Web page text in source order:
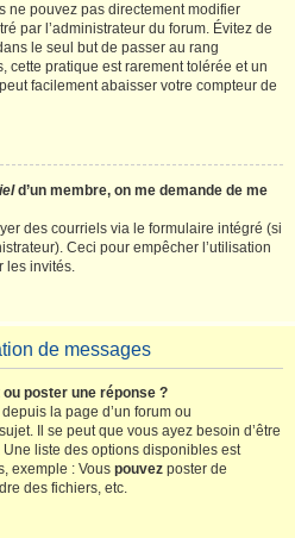
ne pouvez pas directement modifier
par l’administrateur du forum. Évitez de
le seul but de passer au rang
cette pratique est rarement tolérée et un
facilement abaisser votre compteur de
d’un membre, on me demande de me
des courriels via le formulaire intégré (si
Ceci pour empêcher l’utilisation
les invités.
de messages
poster une réponse ?
la page d’un forum ou
Il se peut que vous ayez besoin d’être
liste des options disponibles est
exemple : Vous pouvez poster de
des fichiers, etc.